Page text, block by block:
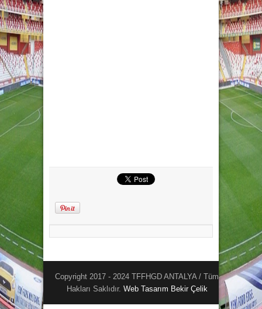
Copyright 2017 - 2024 TFFHGD ANTALYA / Tüm
Hakları Saklıdır. Web Tasarım Bekir Çelik